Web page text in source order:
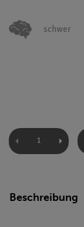
schwer
Beschreibung